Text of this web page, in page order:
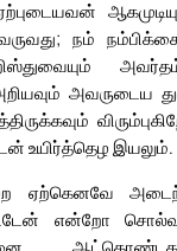
வருவது; நம்
அவருடைய
உயிர்த்தெழ இயலும்.
ஏற்கெனவே
என்றோ